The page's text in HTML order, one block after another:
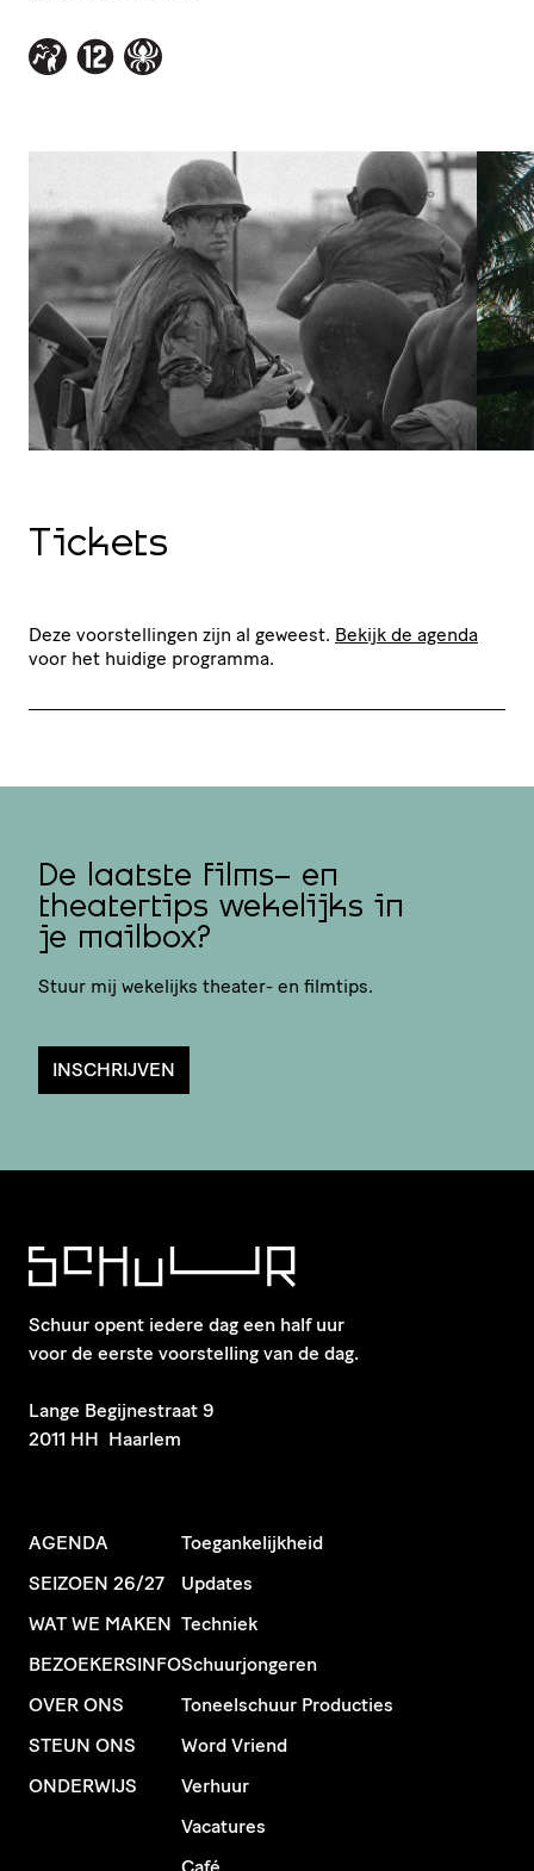
Tickets
Deze voorstellingen zijn al geweest. Bekijk de agenda
voor het huidige programma.
De laatste films- en
theatertips wekelijks in
je mailbox?
Stuur mij wekelijks theater- en filmtips.
INSCHRIJVEN
Schuur opent iedere dag een half uur
voor de eerste voorstelling van de dag.
​Lange Begijnestraat 9
2011 HH Haarlem
AGENDA
SEIZOEN 26/27
WAT WE MAKEN
BEZOEKERSINFO
OVER ONS
STEUN ONS
ONDERWIJS
Toegankelijkheid
Updates
Techniek
Schuurjongeren
Toneelschuur Producties
Word Vriend
Verhuur
Vacatures